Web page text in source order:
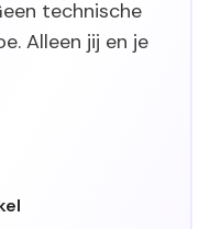
technische
Alleen jij en je